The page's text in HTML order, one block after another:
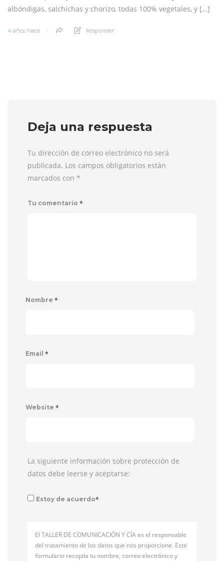
albóndigas, salchichas y chorizo, todas 100% vegetales, y […]
4 años hace Responder
Deja una respuesta
Tu dirección de correo electrónico no será
publicada. Los campos obligatorios están
marcados con *
Tu comentario *
Nombre *
Email *
Website *
La siguiente información sobre protección de
datos debe leerse y aceptarse:
Estoy de acuerdo*
El TALLER DE COMUNICACIÓN Y CÍA es el responsable
del tratamiento de los datos que nos proporcione. Este
formulario recopila tu nombre, correo electrónico y